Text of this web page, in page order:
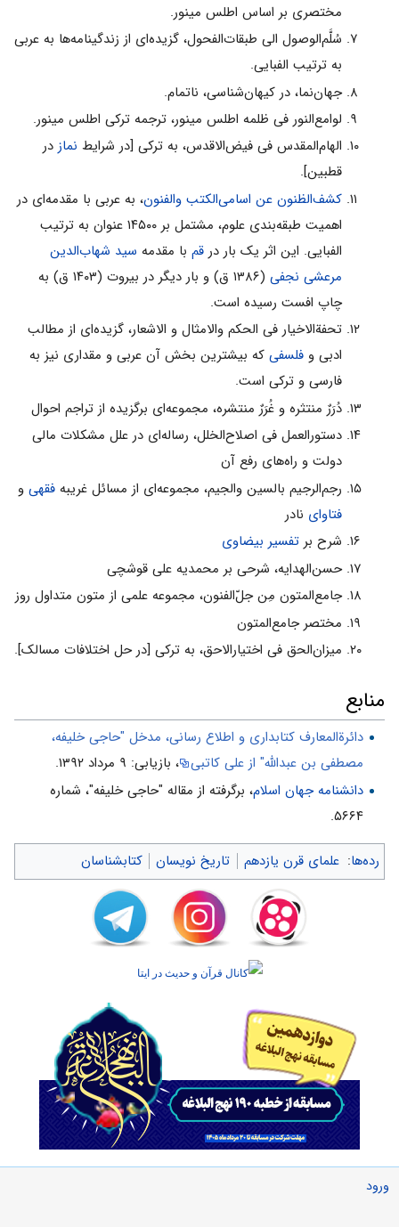
مختصری بر اساس اطلس مینور.
سُلَّم‌الوصول الی طبقات‌الفحول، گزیده‌ای از زندگینامه‌ها به عربی
به ترتیب الفبایی.
جهان‌نما، در کیهان‌شناسی، ناتمام.
لوامع‌النور فی ظلمه اطلس مینور، ترجمه ترکی اطلس مینور.
الهام‌المقدس فی فیض‌الاقدس، به ترکی [در شرایط نمازدر
قطبین].
کشف‌الظنون عن اسامی‌الکتب والفنون، به عربی با مقدمه‌ای در
اهمیت طبقه‌بندی علوم، مشتمل بر ۱۴۵۰۰ عنوان به ترتیب
الفبایی. این اثر یک بار در قمبا مقدمه سید شهاب‌الدین
مرعشی نجفی
(۱۳۸۶ ق) و بار دیگر در بیروت (۱۴۰۳ ق) به
چاپ افست رسیده است.
تحفةالاخیار فی الحکم والامثال و الاشعار، گزیده‌ای از مطالب
ادبی و فلسفیکه بیشترین بخش آن عربی و مقداری نیز به
فارسی و ترکی است.
دُرَرٌ منتثره و غُرَرٌ منتشره، مجموعه‌ای برگزیده از تراجم احوال
دستورالعمل فی اصلاح‌الخلل، رساله‌ای در علل مشکلات مالی
دولت و راه‌های رفع آن
رجم‌الرجیم بالسین والجیم، مجموعه‌ای از مسائل غریبه فقهیو
فتاوای نادر
شرح بر تفسیر بیضاوی
حسن‌الهدایه، شرحی بر محمدیه علی قوشچی
جامع‌المتون مِن جلّ‌الفنون، مجموعه علمی از متون متداول روز
مختصر جامع‌المتون
میزان‌الحق فی اختیارالاحق، به ترکی [در حل اختلافات مسالک].
منابع
دائرةالمعارف کتابداری و اطلاع رسانی، مدخل "حاجی خليفه،
مصطفی بن عبدالله" از علی كاتبی ، بازیابی: ۹ مرداد ۱۳۹۲.
دانشنامه جهان اسلام، برگرفته از مقاله "حاجی خلیفه"، شماره
۵۶۶۴.
رده‌ها: علمای قرن یازدهم تاریخ نویسان کتابشناسان
ورود